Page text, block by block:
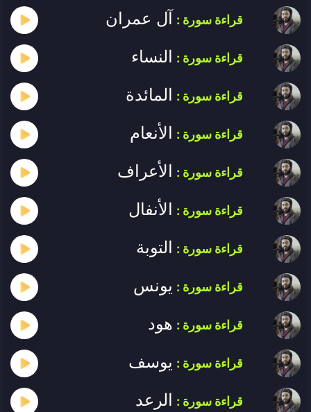
قراءة سورة : آل عمران
قراءة سورة : النساء
قراءة سورة : المائدة
قراءة سورة : الأنعام
قراءة سورة : الأعراف
قراءة سورة : الأنفال
قراءة سورة : التوبة
قراءة سورة : يونس
قراءة سورة : هود
قراءة سورة : يوسف
قراءة سورة : الرعد